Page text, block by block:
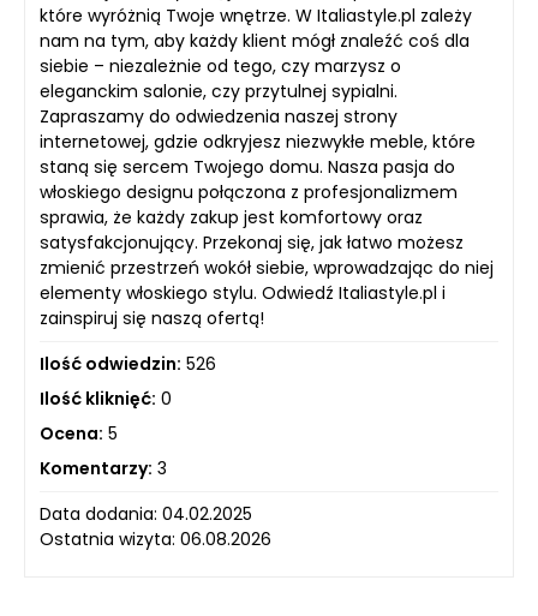
które wyróżnią Twoje wnętrze. W Italiastyle.pl zależy
nam na tym, aby każdy klient mógł znaleźć coś dla
siebie – niezależnie od tego, czy marzysz o
eleganckim salonie, czy przytulnej sypialni.
Zapraszamy do odwiedzenia naszej strony
internetowej, gdzie odkryjesz niezwykłe meble, które
staną się sercem Twojego domu. Nasza pasja do
włoskiego designu połączona z profesjonalizmem
sprawia, że każdy zakup jest komfortowy oraz
satysfakcjonujący. Przekonaj się, jak łatwo możesz
zmienić przestrzeń wokół siebie, wprowadzając do niej
elementy włoskiego stylu. Odwiedź Italiastyle.pl i
zainspiruj się naszą ofertą!
Ilość odwiedzin: 526
Ilość kliknięć: 0
Ocena: 5
Komentarzy: 3
Data dodania: 04.02.2025
Ostatnia wizyta: 06.08.2026